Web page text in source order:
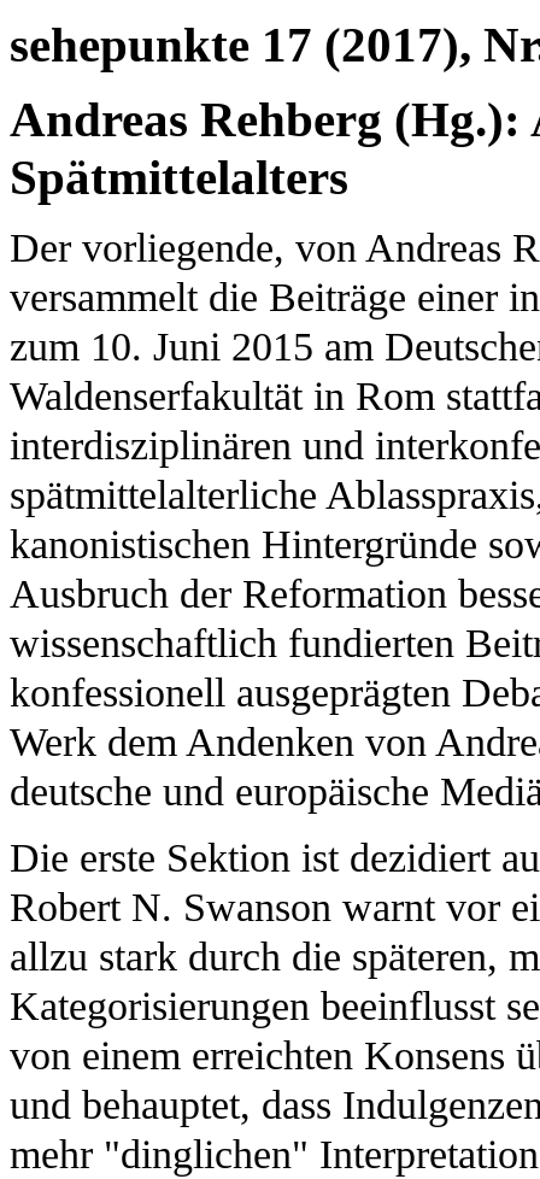
sehepunkte 17 (2017),
Andreas Rehberg (Hg.):
Spätmittelalters
Der vorliegende, von Andreas
versammelt die Beiträge einer
zum 10. Juni 2015 am
Waldenserfakultät in Rom
interdisziplinären und
spätmittelalterliche
kanonistischen Hintergründe
Ausbruch der Reformation
wissenschaftlich fundierten
konfessionell ausgeprägten
Werk dem Andenken von
deutsche und europäische
Die erste Sektion ist dezidiert
Robert N. Swanson warnt vor
allzu stark durch die späteren,
Kategorisierungen beeinflusst
von einem erreichten Konsens
und behauptet, dass
mehr "dinglichen"